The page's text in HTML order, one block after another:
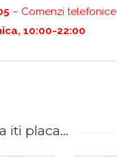
– Comenzi telefonice
10:00-22:00
iti placa...